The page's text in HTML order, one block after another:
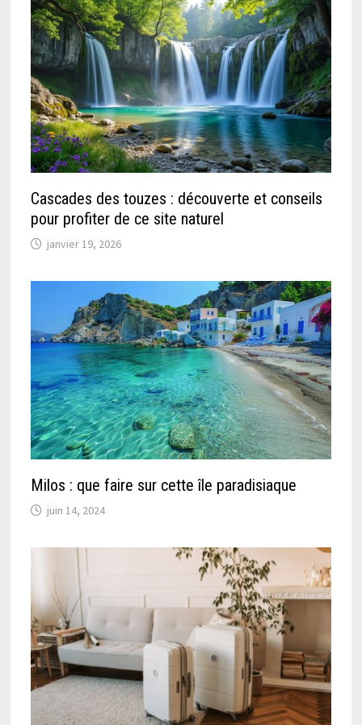
Cascades des touzes : découverte et conseils
pour profiter de ce site naturel
janvier 19, 2026
Milos : que faire sur cette île paradisiaque
juin 14, 2024